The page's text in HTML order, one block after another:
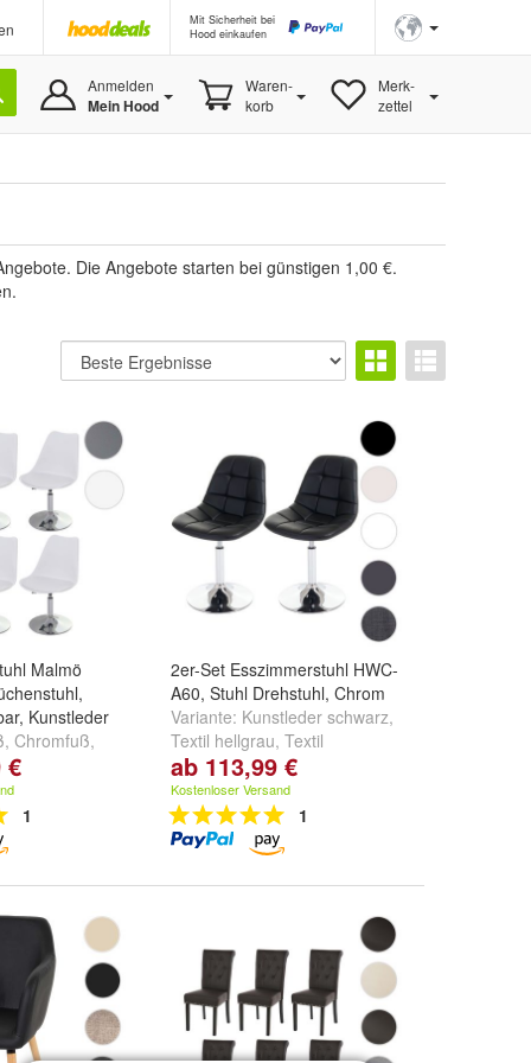
Mit Sicherheit bei
Hood einkaufen
Anmelden
Mein Hood
Waren-
korb
Merk-
zettel
Die Angebote starten bei günstigen 1,00 €.
Malmö
Kunstleder
Chromfuß,
€
1
2er-Set Esszimmerstuhl HWC-
A60, Stuhl Drehstuhl, Chrom
Variante: Kunstleder schwarz,
Textil hellgrau, Textil
dunkelgrauundweitere ...
ab 113,99 €
Kostenloser Versand
1